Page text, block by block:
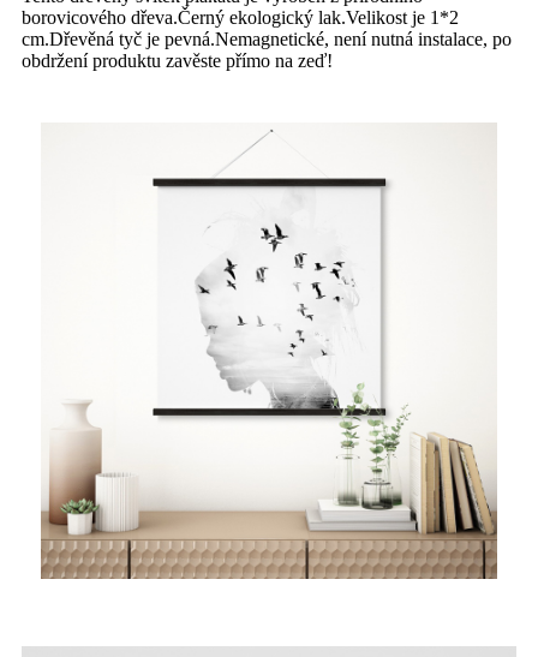
borovicového dřeva.Černý ekologický lak.Velikost je 1*2
cm.Dřevěná tyč je pevná.Nemagnetické, není nutná instalace, po
obdržení produktu zavěste přímo na zeď!